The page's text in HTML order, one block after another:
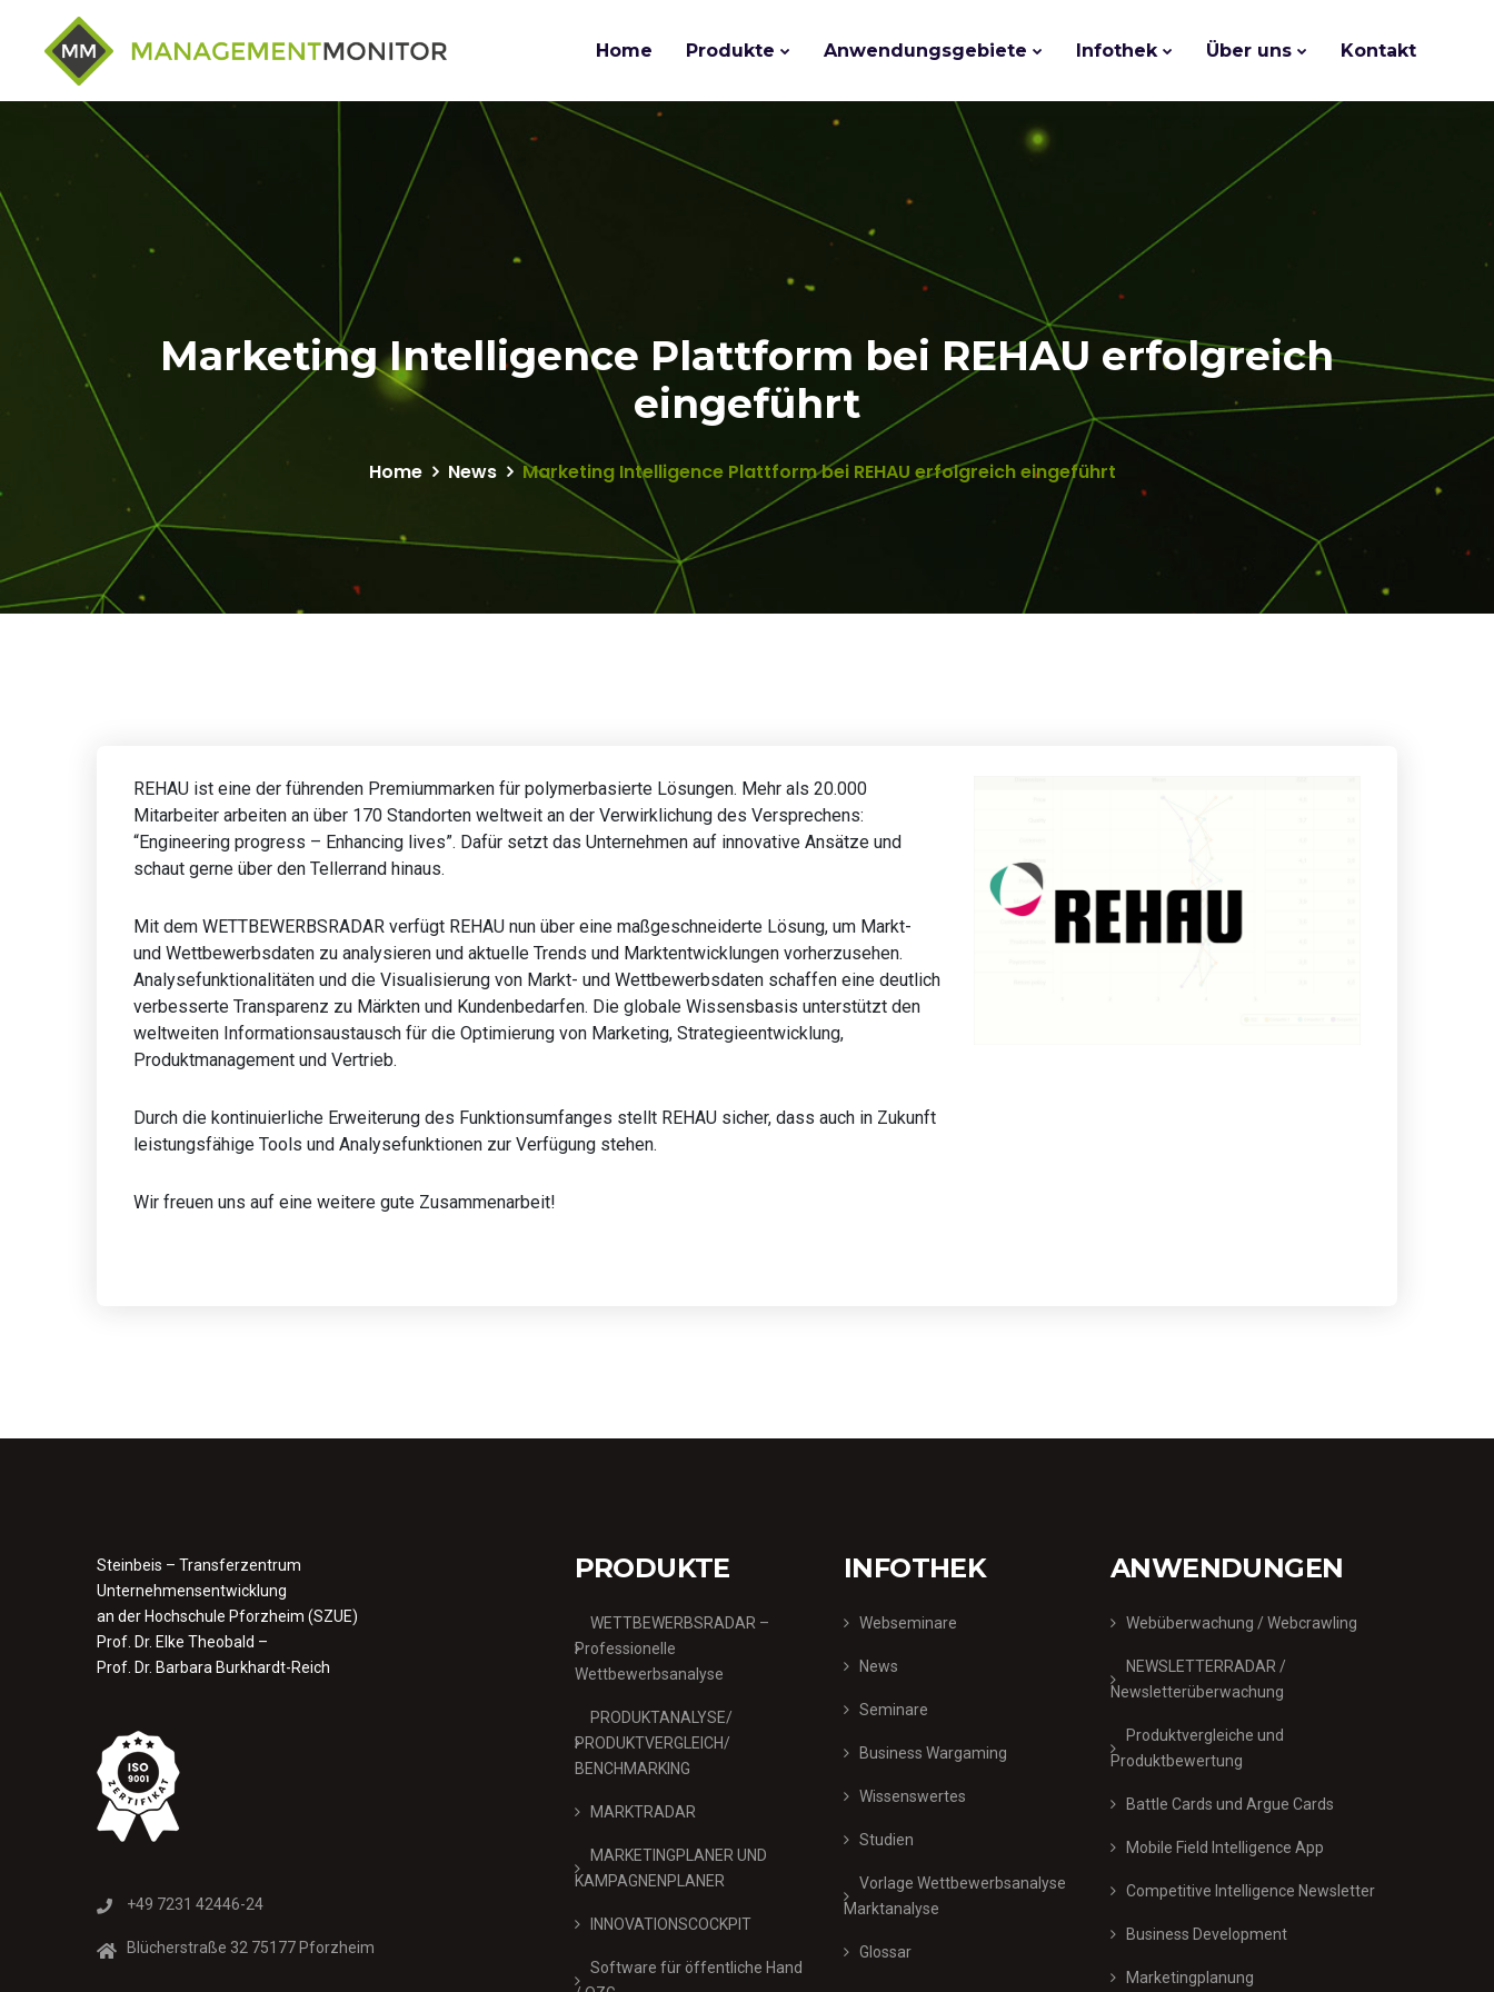
Home Produkte Anwendungsgebiete Infothek Über uns Kontakt
Marketing Intelligence Plattform bei REHAU erfolgreich
eingeführt
Home News Marketing Intelligence Plattform bei REHAU erfolgreich eingeführt
REHAU ist eine der führenden Premiummarken für polymerbasierte Lösungen. Mehr als 20.000
Mitarbeiter arbeiten an über 170 Standorten weltweit an der Verwirklichung des Versprechens:
“Engineering progress – Enhancing lives”. Dafür setzt das Unternehmen auf innovative Ansätze und
schaut gerne über den Tellerrand hinaus.
Mit dem WETTBEWERBSRADAR verfügt REHAU nun über eine maßgeschneiderte Lösung, um Markt-
und Wettbewerbsdaten zu analysieren und aktuelle Trends und Marktentwicklungen vorherzusehen.
Analysefunktionalitäten und die Visualisierung von Markt- und Wettbewerbsdaten schaffen eine deutlich
verbesserte Transparenz zu Märkten und Kundenbedarfen. Die globale Wissensbasis unterstützt den
weltweiten Informationsaustausch für die Optimierung von Marketing, Strategieentwicklung,
Produktmanagement und Vertrieb.
Durch die kontinuierliche Erweiterung des Funktionsumfanges stellt REHAU sicher, dass auch in Zukunft
leistungsfähige Tools und Analysefunktionen zur Verfügung stehen.
Wir freuen uns auf eine weitere gute Zusammenarbeit!
Steinbeis – Transferzentrum
Unternehmensentwicklung
an der Hochschule Pforzheim (SZUE)
Prof. Dr. Elke Theobald –
Prof. Dr. Barbara Burkhardt-Reich
+49 7231 42446-24
Blücherstraße 32 75177 Pforzheim
PRODUKTE
WETTBEWERBSRADAR –
Professionelle
Wettbewerbsanalyse
PRODUKTANALYSE/
PRODUKTVERGLEICH/
BENCHMARKING
MARKTRADAR
MARKETINGPLANER UND
KAMPAGNENPLANER
INNOVATIONSCOCKPIT
Software für öffentliche Hand
INFOTHEK
Webseminare
News
Seminare
Business Wargaming
Wissenswertes
Studien
Vorlage Wettbewerbsanalyse
Marktanalyse
Glossar
ANWENDUNGEN
Webüberwachung / Webcrawling
NEWSLETTERRADAR /
Newsletterüberwachung
Produktvergleiche und
Produktbewertung
Battle Cards und Argue Cards
Mobile Field Intelligence App
Competitive Intelligence Newsletter
Business Development
Marketingplanung